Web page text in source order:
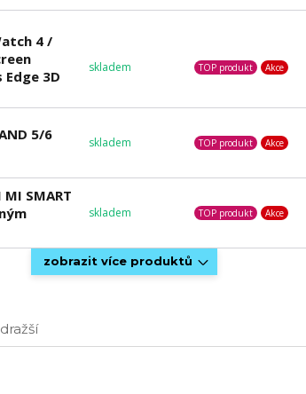
4 /
3D
skladem TOP produkt Akce
5/6
skladem TOP produkt Akce
SMART
skladem TOP produkt Akce
zobrazit více produktů